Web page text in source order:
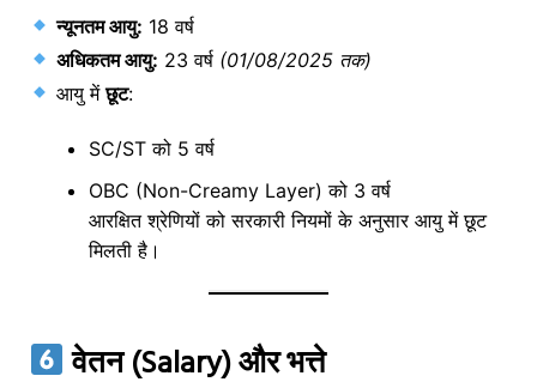
न्यूनतम आयु: 18 वर्ष
अधिकतम आयु: 23 वर्ष (01/08/2025 तक)
आयु मेंछूट:
SC/ST को 5 वर्ष
OBC (Non-Creamy Layer) को 3 वर्ष
आरक्षित श्रेणियों को सरकारी नियमों के अनुसार आयु में छूट
मिलती है।
वेतन (Salary) और भत्ते